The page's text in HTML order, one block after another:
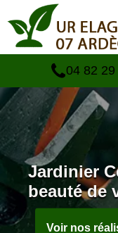
04 82 29
Jardinier
beauté de
Voir nos